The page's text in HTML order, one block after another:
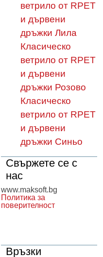
ветрило от RPET
и дървени
дръжки Лила
Класическо
ветрило от RPET
и дървени
дръжки Розово
Класическо
ветрило от RPET
и дървени
дръжки Синьо
Свържете се с
нас
www.maksoft.bg
Политика за
поверителност
Връзки